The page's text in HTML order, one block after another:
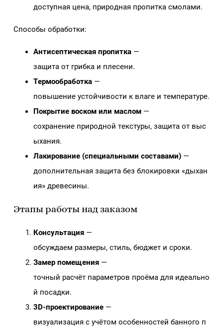
доступная цена, природная пропитка смолами.
Способы обработки:
Антисептическая пропитка—
защита от грибка и плесени.
Термообработка—
повышение устойчивости к влаге и температуре.
Покрытие воском или маслом—
сохранение природной текстуры, защита от выс
ыхания.
Лакирование (специальными составами)—
дополнительная защита без блокировки «дыхан
ия» древесины.
Этапы работы над заказом
Консультация—
обсуждаем размеры, стиль, бюджет и сроки.
Замер помещения—
точный расчёт параметров проёма для идеально
й посадки.
3D‑проектирование—
визуализация с учётом особенностей банного п